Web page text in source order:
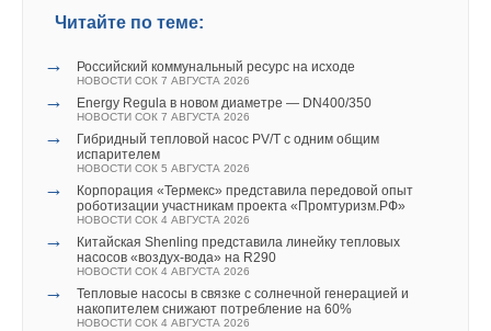
Читайте по теме:
→ Российский коммунальный ресурс на исходе
НОВОСТИ СОК 7 АВГУСТА 2026
→ Energy Regula в новом диаметре — DN400/350
НОВОСТИ СОК 7 АВГУСТА 2026
→
Гибридный тепловой насос PV/T с одним общим
испарителем
НОВОСТИ СОК 5 АВГУСТА 2026
→
Корпорация «Термекс» представила передовой опыт
роботизации участникам проекта «Промтуризм.РФ»
НОВОСТИ СОК 4 АВГУСТА 2026
→
Китайская Shenling представила линейку тепловых
насосов «воздух-вода» на R290
НОВОСТИ СОК 4 АВГУСТА 2026
→
Тепловые насосы в связке с солнечной генерацией и
накопителем снижают потребление на 60%
НОВОСТИ СОК 4 АВГУСТА 2026